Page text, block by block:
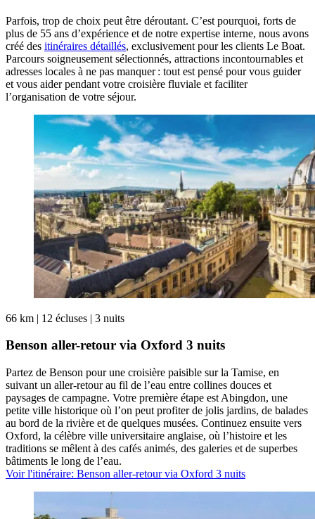
Parfois, trop de choix peut être déroutant. C’est pourquoi, forts de
plus de 55 ans d’expérience et de notre expertise interne, nous avons
créé des itinéraires détaillés, exclusivement pour les clients Le Boat.
Parcours soigneusement sélectionnés, attractions incontournables et
adresses locales à ne pas manquer : tout est pensé pour vous guider
et vous aider pendant votre croisière fluviale et faciliter
l’organisation de votre séjour.
66 km | 12 écluses | 3 nuits
Benson aller-retour via Oxford 3 nuits
Partez de Benson pour une croisière paisible sur la Tamise, en
suivant un aller-retour au fil de l’eau entre collines douces et
paysages de campagne. Votre première étape est Abingdon, une
petite ville historique où l’on peut profiter de jolis jardins, de balades
au bord de la rivière et de quelques musées. Continuez ensuite vers
Oxford, la célèbre ville universitaire anglaise, où l’histoire et les
traditions se mêlent à des cafés animés, des galeries et de superbes
bâtiments le long de l’eau.
Voir l'itinéraire: Benson aller-retour via Oxford 3 nuits